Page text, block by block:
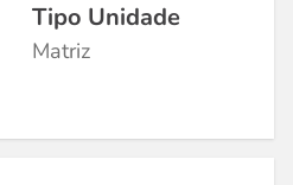
Tipo Unidade
Matriz